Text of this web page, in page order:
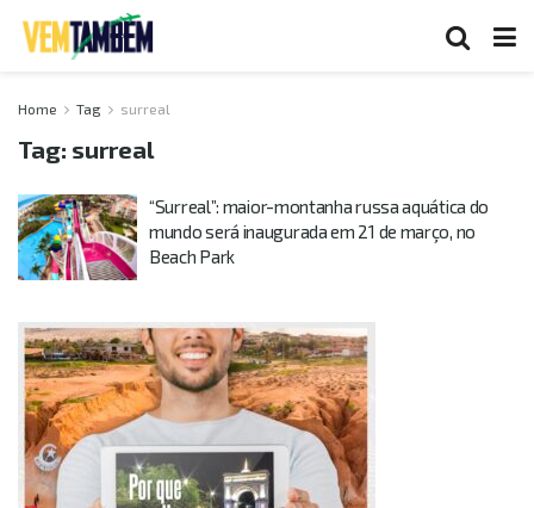
Home Tag surreal
Tag: surreal
“Surreal”: maior-montanha russa aquática do
mundo será inaugurada em 21 de março, no
Beach Park